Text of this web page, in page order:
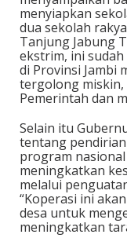
menyiapkan
dua sekolah
Tanjung Jabung
ekstrim, ini
di Provinsi Jambi
tergolong miskin,
Pemerintah dan
Selain itu
tentang
program
meningkatkan
melalui
“Koperasi ini
desa untuk
meningkatkan